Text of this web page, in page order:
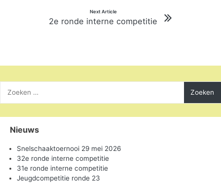
Next Article
2e ronde interne competitie
naar:
Nieuws
Snelschaaktoernooi 29 mei 2026
32e ronde interne competitie
31e ronde interne competitie
Jeugdcompetitie ronde 23